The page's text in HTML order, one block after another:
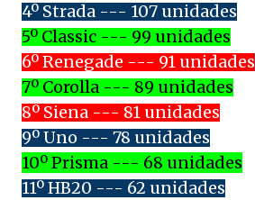
4º Strada --- 107 unidades
5º Classic --- 99 unidades
6º Renegade --- 91 unidades
7º Corolla --- 89 unidades
8º Siena --- 81 unidades
9º Uno --- 78 unidades
10º Prisma --- 68 unidades
11º HB20 --- 62 unidades